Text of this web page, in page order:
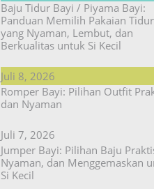
Baju Tidur Bayi / Piyama Bayi:
Panduan Memilih Pakaian Tidur
yang Nyaman, Lembut, dan
Berkualitas untuk Si Kecil
Juli 8, 2026
Romper Bayi: Pilihan Outfit
dan Nyaman
Juli 7, 2026
Jumper Bayi: Pilihan Baju
Nyaman, dan Menggemaskan
Si Kecil